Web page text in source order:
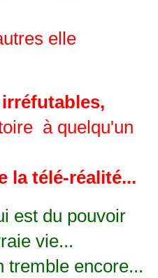
elle
à quelqu'un
la télé-réalité...
est du pouvoir
vie...
tremble encore...